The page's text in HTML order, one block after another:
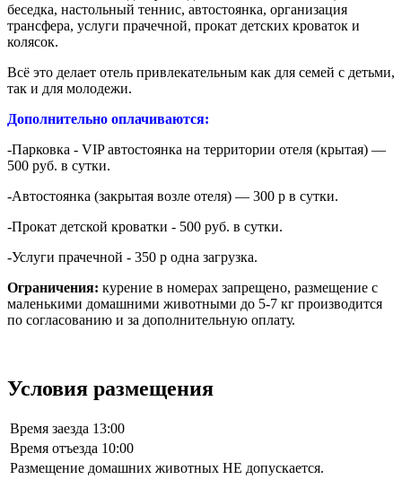
беседка, настольный теннис, автостоянка, организация
трансфера, услуги прачечной, прокат детских кроваток и
колясок.
Всё это делает отель привлекательным как для семей с детьми,
так и для молодежи.
Дополнительно оплачиваются:
-Парковка - VIP автостоянка на территории отеля (крытая) —
500 руб. в сутки.
-Автостоянка (закрытая возле отеля) — 300 р в сутки.
-Прокат детской кроватки - 500 руб. в сутки.
-Услуги прачечной - 350 р одна загрузка.
Ограничения: курение в номерах запрещено, размещение с
маленькими домашними животными до 5-7 кг производится
по согласованию и за дополнительную оплату.
Условия размещения
Время заезда 13:00
Время отъезда 10:00
Размещение домашних животных НЕ допускается.